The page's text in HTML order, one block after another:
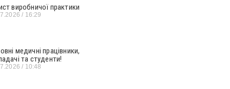
виробничої практики
16:29
медичні працівники,
та студенти!
10:48